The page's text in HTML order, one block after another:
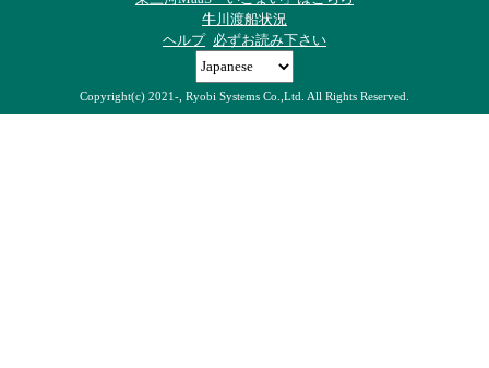
牛川渡船状況
ヘルプ 必ずお読み下さい
Copyright(c) 2021-, Ryobi Systems Co.,Ltd. All Rights Reserved.